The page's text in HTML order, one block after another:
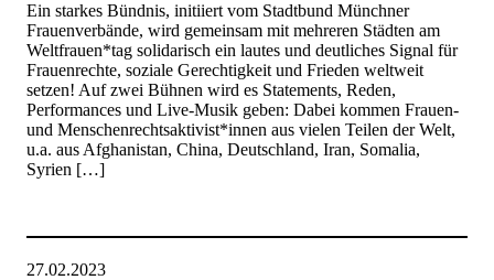
Ein starkes Bündnis, initiiert vom Stadtbund Münchner
Frauenverbände, wird gemeinsam mit mehreren Städten am
Weltfrauen*tag solidarisch ein lautes und deutliches Signal für
Frauenrechte, soziale Gerechtigkeit und Frieden weltweit
setzen! Auf zwei Bühnen wird es Statements, Reden,
Performances und Live-Musik geben: Dabei kommen Frauen-
und Menschenrechtsaktivist*innen aus vielen Teilen der Welt,
u.a. aus Afghanistan, China, Deutschland, Iran, Somalia,
Syrien […]
27.02.2023